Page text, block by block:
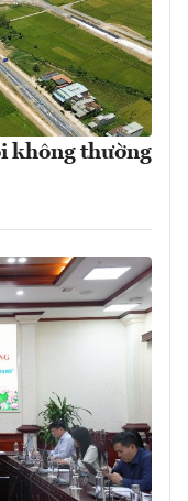
không thường